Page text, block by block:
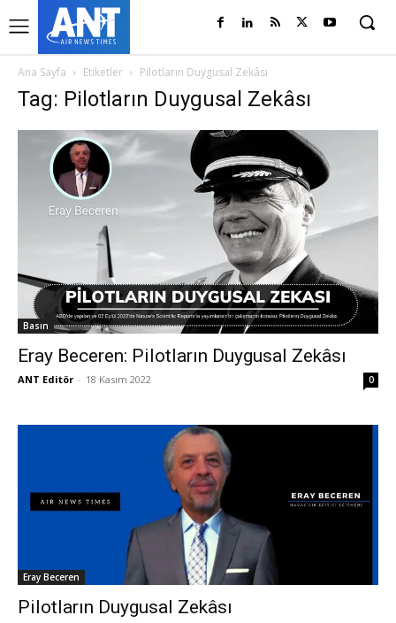
Ana Sayfa Etiketler Pilotların Duygusal Zekâsı
Tag: Pilotların Duygusal Zekâsı
Basın
Eray Beceren: Pilotların Duygusal Zekâsı
ANT Editör - 18 Kasım 2022 0
Eray Beceren
Pilotların Duygusal Zekâsı